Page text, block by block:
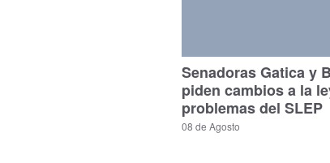
Senadoras Gatica y
piden cambios a la
problemas del SLEP
08 de Agosto